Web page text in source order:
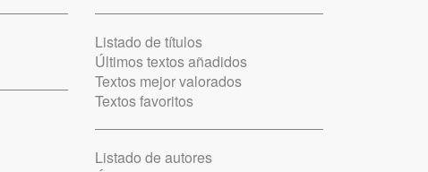
Listado de títulos
Últimos textos añadidos
Textos mejor valorados
Textos favoritos
Listado de autores